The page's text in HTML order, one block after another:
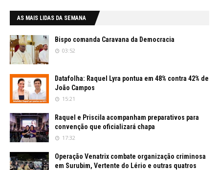
AS MAIS LIDAS DA SEMANA
Bispo comanda Caravana da Democracia
03:52
Datafolha: Raquel Lyra pontua em 48% contra 42% de
João Campos
15:21
Raquel e Priscila acompanham preparativos para
convenção que oficializará chapa
17:32
Operação Venatrix combate organização criminosa
em Surubim, Vertente do Lério e outras quatros